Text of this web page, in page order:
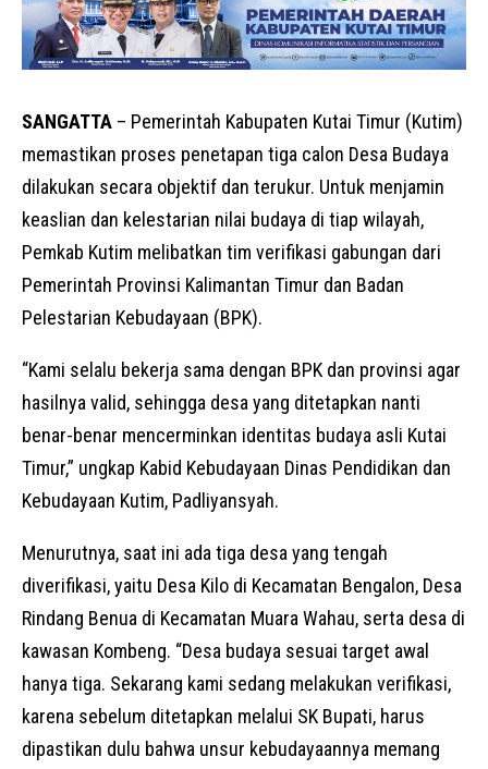
SANGATTA – Pemerintah Kabupaten Kutai Timur (Kutim)
memastikan proses penetapan tiga calon Desa Budaya
dilakukan secara objektif dan terukur. Untuk menjamin
keaslian dan kelestarian nilai budaya di tiap wilayah,
Pemkab Kutim melibatkan tim verifikasi gabungan dari
Pemerintah Provinsi Kalimantan Timur dan Badan
Pelestarian Kebudayaan (BPK).
“Kami selalu bekerja sama dengan BPK dan provinsi agar
hasilnya valid, sehingga desa yang ditetapkan nanti
benar-benar mencerminkan identitas budaya asli Kutai
Timur,” ungkap Kabid Kebudayaan Dinas Pendidikan dan
Kebudayaan Kutim, Padliyansyah.
Menurutnya, saat ini ada tiga desa yang tengah
diverifikasi, yaitu Desa Kilo di Kecamatan Bengalon, Desa
Rindang Benua di Kecamatan Muara Wahau, serta desa di
kawasan Kombeng. “Desa budaya sesuai target awal
hanya tiga. Sekarang kami sedang melakukan verifikasi,
karena sebelum ditetapkan melalui SK Bupati, harus
dipastikan dulu bahwa unsur kebudayaannya memang